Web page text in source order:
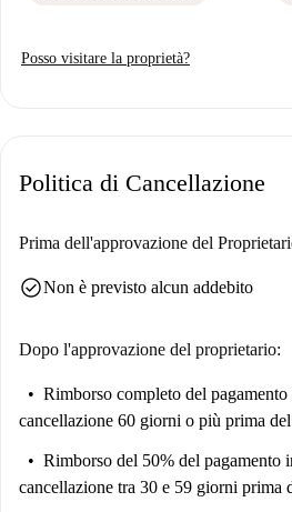
Posso visitare la proprietà?
Politica di Cancellazione
Prima dell'approvazione del
check_circleNon è previsto alcun addebito
Dopo l'approvazione del proprietario:
Rimborso completo del
cancellazione 60 giorni o più prima
Rimborso del 50% del pagamento
cancellazione tra 30 e 59 giorni prima